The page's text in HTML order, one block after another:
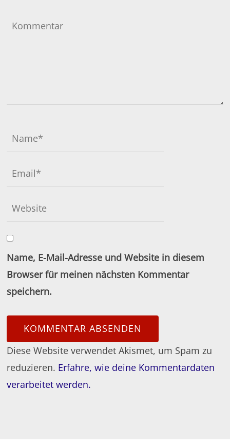
Name, E-Mail-Adresse und Website in diesem
Browser für meinen nächsten Kommentar
speichern.
Diese Website verwendet Akismet, um Spam zu
reduzieren. Erfahre, wie deine Kommentardaten
verarbeitet werden.